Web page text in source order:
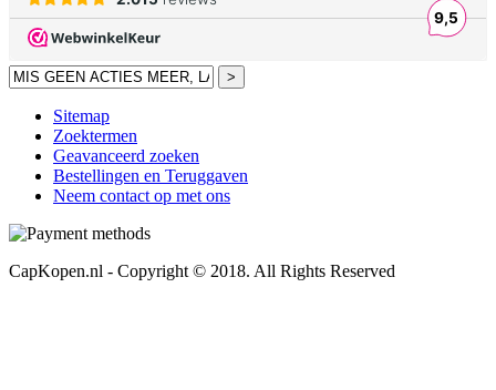
>
Sitemap
Zoektermen
Geavanceerd zoeken
Bestellingen en Teruggaven
Neem contact op met ons
CapKopen.nl - Copyright © 2018. All Rights Reserved